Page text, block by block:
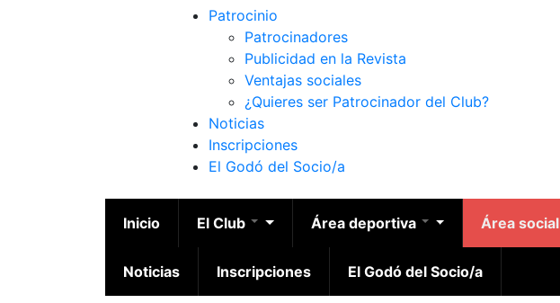
Patrocinio
Patrocinadores
Publicidad en la Revista
Ventajas sociales
¿Quieres ser Patrocinador del Club?
Noticias
Inscripciones
El Godó del Socio/a
Inicio El Club Área deportiva Área social
Noticias Inscripciones El Godó del Socio/a